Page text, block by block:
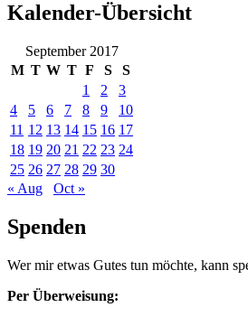
Kalender-Übersicht
September 2017
M T W T F S
S
1
2
3
4
5 6 7 8 9
10
11 12 13 14 15 16 17
18 19 20 21 22 23 24
25 26 27 28 29 30
« Aug
Oct »
Spenden
Wer mir etwas Gutes tun möchte, kann
Per Überweisung: